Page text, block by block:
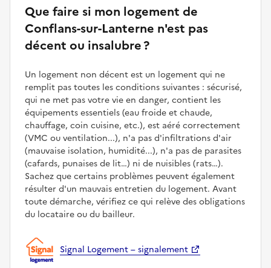
Que faire si mon logement de
Conflans-sur-Lanterne n'est pas
décent ou insalubre ?
Un logement non décent est un logement qui ne
remplit pas toutes les conditions suivantes : sécurisé,
qui ne met pas votre vie en danger, contient les
équipements essentiels (eau froide et chaude,
chauffage, coin cuisine, etc.), est aéré correctement
(VMC ou ventilation...), n'a pas d'infiltrations d'air
(mauvaise isolation, humidité...), n'a pas de parasites
(cafards, punaises de lit…) ni de nuisibles (rats…).
Sachez que certains problèmes peuvent également
résulter d'un mauvais entretien du logement. Avant
toute démarche, vérifiez ce qui relève des obligations
du locataire ou du bailleur.
Signal Logement – signalement